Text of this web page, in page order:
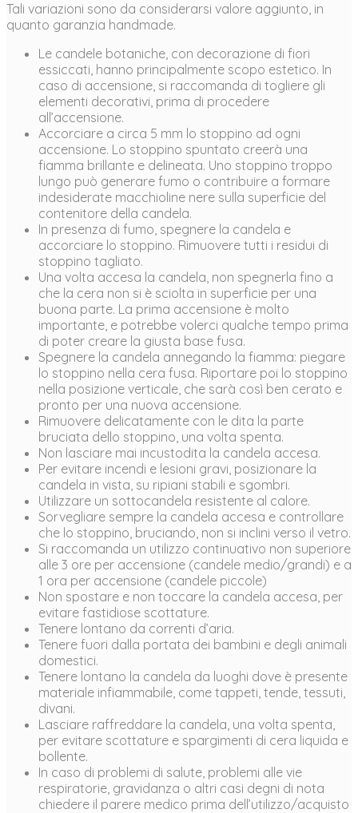
Tali variazioni sono da considerarsi valore aggiunto, in
quanto garanzia handmade.
Le candele botaniche, con decorazione di fiori
essiccati, hanno principalmente scopo estetico. In
caso di accensione, si raccomanda di togliere gli
elementi decorativi, prima di procedere
all’accensione.
Accorciare a circa 5 mm lo stoppino ad ogni
accensione. Lo stoppino spuntato creerà una
fiamma brillante e delineata. Uno stoppino troppo
lungo può generare fumo o contribuire a formare
indesiderate macchioline nere sulla superficie del
contenitore della candela.
In presenza di fumo, spegnere la candela e
accorciare lo stoppino. Rimuovere tutti i residui di
stoppino tagliato.
Una volta accesa la candela, non spegnerla fino a
che la cera non si è sciolta in superficie per una
buona parte. La prima accensione è molto
importante, e potrebbe volerci qualche tempo prima
di poter creare la giusta base fusa.
Spegnere la candela annegando la fiamma: piegare
lo stoppino nella cera fusa. Riportare poi lo stoppino
nella posizione verticale, che sarà così ben cerato e
pronto per una nuova accensione.
Rimuovere delicatamente con le dita la parte
bruciata dello stoppino, una volta spenta.
Non lasciare mai incustodita la candela accesa.
Per evitare incendi e lesioni gravi, posizionare la
candela in vista, su ripiani stabili e sgombri.
Utilizzare un sottocandela resistente al calore.
Sorvegliare sempre la candela accesa e controllare
che lo stoppino, bruciando, non si inclini verso il vetro.
Si raccomanda un utilizzo continuativo non superiore
alle 3 ore per accensione (candele medio/grandi) e a
1 ora per accensione (candele piccole)
Non spostare e non toccare la candela accesa, per
evitare fastidiose scottature.
Tenere lontano da correnti d’aria.
Tenere fuori dalla portata dei bambini e degli animali
domestici.
Tenere lontano la candela da luoghi dove è presente
materiale infiammabile, come tappeti, tende, tessuti,
divani.
Lasciare raffreddare la candela, una volta spenta,
per evitare scottature e spargimenti di cera liquida e
bollente.
In caso di problemi di salute, problemi alle vie
respiratorie, gravidanza o altri casi degni di nota
chiedere il parere medico prima dell’utilizzo/acquisto